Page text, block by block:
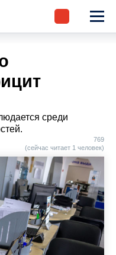
среди
769
(сейчас читает 1 человек)